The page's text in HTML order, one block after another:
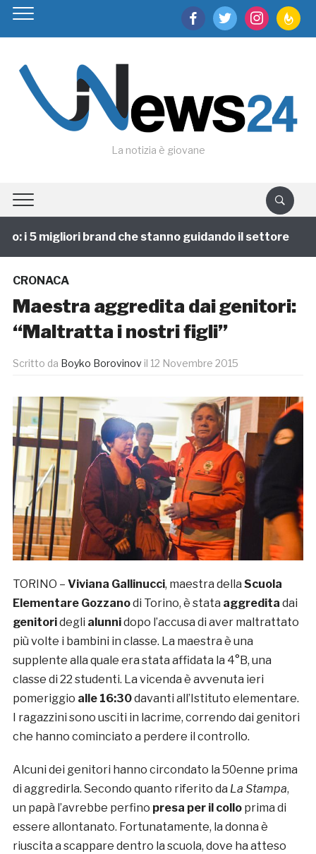
facebooktwitter instagram
La notizia è giovane
i 5 migliori brand che stanno guidando il settore
CRONACA
Maestra aggredita dai genitori:
“Maltratta i nostri figli”
Scritto da Boyko Borovinov il 12 Novembre 2015
TORINO – Viviana Gallinucci, maestra della Scuola
Elementare Gozzanodi Torino, è stata aggredita dai
genitoridegli alunnidopo l’accusa di aver maltrattato
più volte i bambini in classe. La maestra è una
supplente alla quale era stata affidata la 4°B, una
classe di 22 studenti. La vicenda è avvenuta ieri
pomeriggio alle 16:30davanti all’Istituto elementare.
I ragazzini sono usciti in lacrime, correndo dai genitori
che hanno cominciato a perdere il controllo.
Alcuni dei genitori hanno circondato la 50enne prima
di aggredirla. Secondo quanto riferito da La Stampa,
un papà l’avrebbe perfino presa per il colloprima di
essere allontanato. Fortunatamente, la donna è
riuscita a scappare dentro la scuola, dove ha atteso